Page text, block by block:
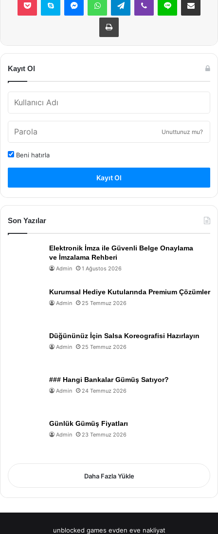
Yazdır
Kayıt Ol
Unuttunuz mu?
Beni hatırla
Kayıt Ol
Son Yazılar
Elektronik İmza ile Güvenli Belge Onaylama
ve İmzalama Rehberi
Admin 1 Ağustos 2026
Kurumsal Hediye Kutularında Premium Çözümler
Admin 25 Temmuz 2026
Düğününüz İçin Salsa Koreografisi Hazırlayın
Admin 25 Temmuz 2026
### Hangi Bankalar Gümüş Satıyor?
Admin 24 Temmuz 2026
Günlük Gümüş Fiyatları
Admin 23 Temmuz 2026
Daha Fazla Yükle
unblocked games evden eve nakliyat